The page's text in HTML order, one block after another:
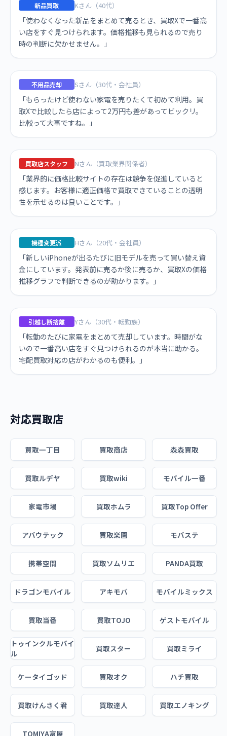
新品買取 Kさん（40代）
「使わなくなった新品をまとめて売るとき、買取Xで一番高
い店をすぐ見つけられます。価格推移も見られるので売り
時の判断に欠かせません。」
不用品売却 Sさん（30代・会社員）
「もらったけど使わない家電を売りたくて初めて利用。買
取Xで比較したら店によって2万円も差があってビックリ。
比較って大事ですね。」
買取店スタッフ Nさん（買取業界関係者）
「業界的に価格比較サイトの存在は競争を促進していると
感じます。お客様に適正価格で買取できていることの透明
性を示せるのは良いことです。」
機種変更派 Hさん（20代・会社員）
「新しいiPhoneが出るたびに旧モデルを売って買い替え資
金にしています。発表前に売るか後に売るか、買取Xの価格
推移グラフで判断できるのが助かります。」
引越し断捨離 Yさん（30代・転勤族）
「転勤のたびに家電をまとめて売却しています。時間がな
いので一番高い店をすぐ見つけられるのが本当に助かる。
宅配買取対応の店がわかるのも便利。」
対応買取店
買取一丁目 買取商店 森森買取
買取ルデヤ 買取wiki モバイル一番
家電市場 買取ホムラ 買取Top Offer
アバウテック 買取楽園 モバステ
携帯空間 買取ソムリエ PANDA買取
ドラゴンモバイル アキモバ モバイルミックス
買取当番 買取TOJO ゲストモバイル
トゥインクルモバイ
ル
買取スター 買取ミライ
ケータイゴッド 買取オク ハチ買取
買取けんさく君 買取達人 買取エノキング
TOMIYA富屋